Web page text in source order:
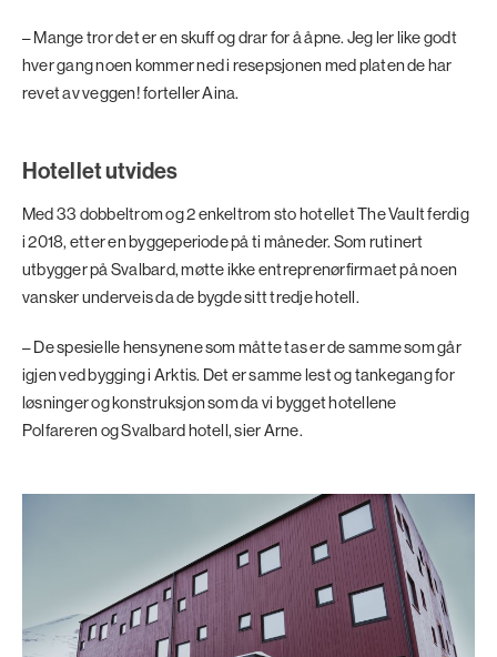
– Mange tror det er en skuff og drar for å åpne. Jeg ler like godt
hver gang noen kommer ned i resepsjonen med platen de har
revet av veggen! forteller Aina.
Hotellet utvides
Med 33 dobbeltrom og 2 enkeltrom sto hotellet The Vault ferdig
i 2018, etter en byggeperiode på ti måneder.­ Som rutinert
utbygger på Svalbard, møtte ikke entreprenørfirmaet på noen
vansker underveis da de bygde sitt tredje hotell.
– De spesielle hensynene som måtte tas er de samme som går
igjen ved bygging i Arktis. Det er samme lest og tankegang for
løsninger og konstruksjon som da vi bygget hotellene
Polfareren og Svalbard hotell, sier Arne.